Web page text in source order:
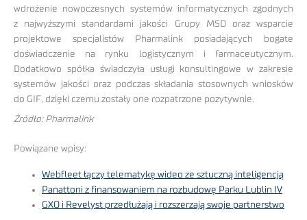
wdrożenie nowoczesnych systemów informatycznych zgodnych
z najwyższymi standardami jakości Grupy MSD oraz wsparcie
projektowe specjalistów Pharmalink posiadających bogate
doświadczenie na rynku logistycznym i farmaceutycznym.
Dodatkowo spółka świadczyła usługi konsultingowe w zakresie
systemów jakości oraz podczas składania stosownych wniosków
do GIF, dzięki czemu zostały one rozpatrzone pozytywnie.
Źródło: Pharmalink
Powiązane wpisy:
Webfleet łączy telematykę wideo ze sztuczną inteligencją
Panattoni z finansowaniem na rozbudowę Parku Lublin IV
GXO i Revelyst przedłużają i rozszerzają swoje partnerstwo